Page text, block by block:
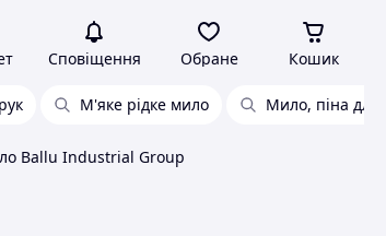
Сповіщення Обране Кошик
М'яке рідке мило Мило, піна для
Ballu Industrial Group